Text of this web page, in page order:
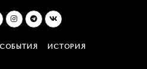
СОБЫТИЯ
ИСТОРИЯ